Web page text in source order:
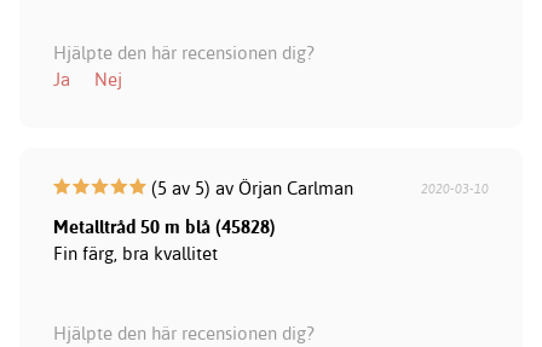
Hjälpte den här recensionen dig?
Ja
Nej
(5 av 5) av Örjan Carlman 2020-03-10
Metalltråd 50 m blå (45828)
Fin färg, bra kvallitet
Hjälpte den här recensionen dig?